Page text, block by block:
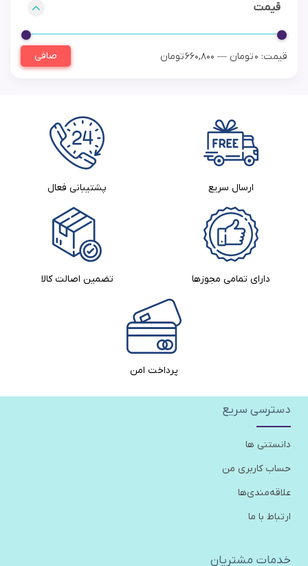
قیمت
صافی قيمت: 0 تومان — 660,800 تومان
ارسال سریع پشتیبانی فعال
دارای تمامی مجوزها تضمین اصالت کالا​
پرداخت امن
دسترسی سریع
دانستنی ها
حساب کاربری من
علاقه‌مندی‌ها
ارتباط با ما
خدمات مشتریان